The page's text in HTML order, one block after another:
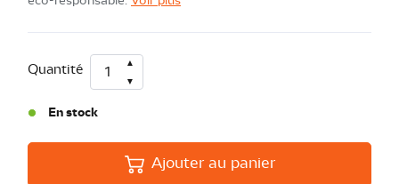
Quantité
En stock
Ajouter au panier